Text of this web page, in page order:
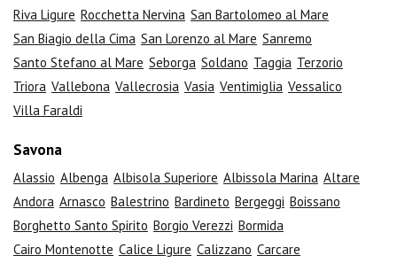
Riva Ligure Rocchetta Nervina San Bartolomeo al Mare
San Biagio della Cima San Lorenzo al Mare Sanremo
Santo Stefano al Mare Seborga Soldano Taggia Terzorio
Triora Vallebona Vallecrosia Vasia Ventimiglia Vessalico
Villa Faraldi
Savona
Alassio Albenga Albisola Superiore Albissola Marina Altare
Andora Arnasco Balestrino Bardineto Bergeggi Boissano
Borghetto Santo Spirito Borgio Verezzi Bormida
Cairo Montenotte Calice Ligure Calizzano Carcare